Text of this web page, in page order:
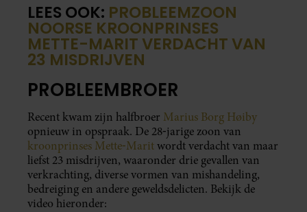
LEES OOK: PROBLEEMZOON
NOORSE KROONPRINSES
METTE-MARIT VERDACHT VAN
23 MISDRIJVEN
PROBLEEMBROER
Recent kwam zijn halfbroer Marius Borg Høiby
opnieuw in opspraak. De 28‑jarige zoon van
kroonprinses Mette‑Maritwordt verdacht van maar
liefst 23 misdrijven, waaronder drie gevallen van
verkrachting, diverse vormen van mishandeling,
bedreiging en andere geweldsdelicten. Bekijk de
video hieronder: